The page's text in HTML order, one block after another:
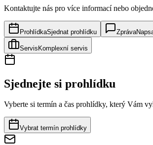
Kontaktujte nás pro více informací nebo
ProhlídkaSjednat prohlídku Zpráva
ServisKomplexní servis
Sjednejte si prohlídku
Vyberte si termín a čas prohlídky, který Vám
Vybrat termín prohlídky